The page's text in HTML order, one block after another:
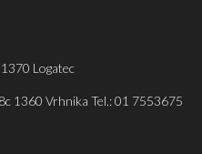
Logatec
1360 Vrhnika Tel.: 01 7553675